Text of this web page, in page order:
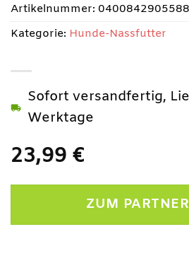
23,99 €
Sofort versandfertig,
Werktage
ZUM
Artikelnummer:
Kategorie: Hunde-Nassfutter